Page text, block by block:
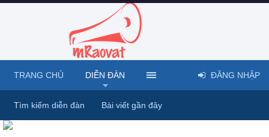
TRANG CHỦ DIỄN ĐÀN
Tìm kiếm diễn đàn Bài viết gần đây
ĐĂNG NHẬP